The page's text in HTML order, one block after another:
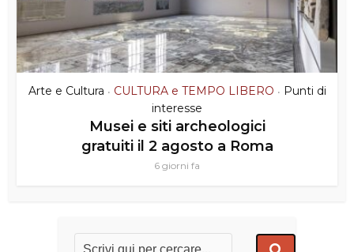
Arte e Cultura • CULTURA e TEMPO LIBERO • Punti di
interesse
Musei e siti archeologici
gratuiti il 2 agosto a Roma
6 giorni fa